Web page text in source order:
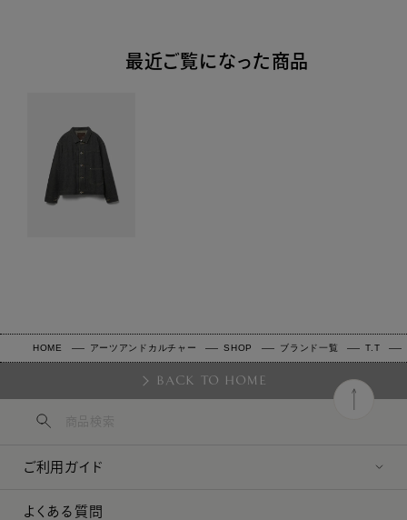
最近ご覧になった商品
HOME アーツアンドカルチャー SHOP ブランド一覧 T.T
BACK TO HOME
ご利用ガイド
よくある質問